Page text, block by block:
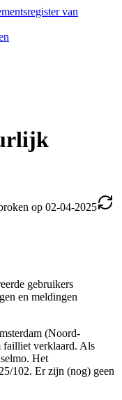
van
op 02-04-2025
gebruikers
en meldingen
(Noord-
failliet verklaard. Als
Het
102. Er zijn (nog) geen